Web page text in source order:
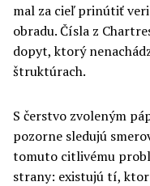
mal za cieľ prinútiť
obradu. Čísla z
dopyt, ktorý
štruktúrach.
S čerstvo zvoleným
pozorne sledujú
tomuto citlivému
strany: existujú tí,